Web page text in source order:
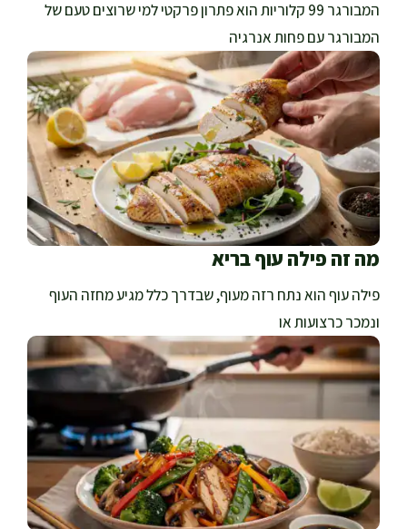
המבורגר 99 קלוריות הוא פתרון פרקטי למי שרוצים טעם של
המבורגר עם פחות אנרגיה
מה זה פילה עוף בריא
פילה עוף הוא נתח רזה מעוף, שבדרך כלל מגיע מחזה העוף
ונמכר כרצועות או